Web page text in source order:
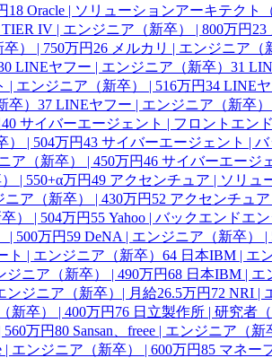
18 Oracle | ソリューションアーキテクト
TIER IV | エンジニア（新卒） | 800万円 23
） | 750万円 26 メルカリ | エンジニア（
LINEヤフー | エンジニア（新卒） 31
エンジニア（新卒） | 516万円34 LINE
） 37 LINEヤフー | エンジニア（新卒）
40 サイバーエージェント | フロントエン
| 504万円43 サイバーエージェント |
ア（新卒） | 450万円46 サイバーエージ
| 550+α万円49 アクセンチュア | ソリュ
ア（新卒） | 430万円 52 アクセンチュ
） | 504万円 55 Yahoo | バックエンドエ
| 500万円 59 DeNA | エンジニア（新卒） |
ト | エンジニア（新卒） 64 日本IBM | エ
ジニア（新卒） | 490万円68 日本IBM | エ
ンジニア（新卒）| 月給26.5万円 72 NRI |
新卒） | 400万円 76 日立製作所 | 研究者
万円80 Sansan、freee | エンジニア（新
| エンジニア（新卒） | 600万円85 マネー